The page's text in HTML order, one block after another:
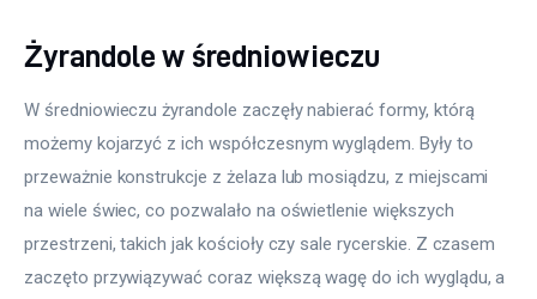
Żyrandole w średniowieczu
W średniowieczu żyrandole zaczęły nabierać formy, którą
możemy kojarzyć z ich współczesnym wyglądem. Były to
przeważnie konstrukcje z żelaza lub mosiądzu, z miejscami
na wiele świec, co pozwalało na oświetlenie większych
przestrzeni, takich jak kościoły czy sale rycerskie. Z czasem
zaczęto przywiązywać coraz większą wagę do ich wyglądu, a